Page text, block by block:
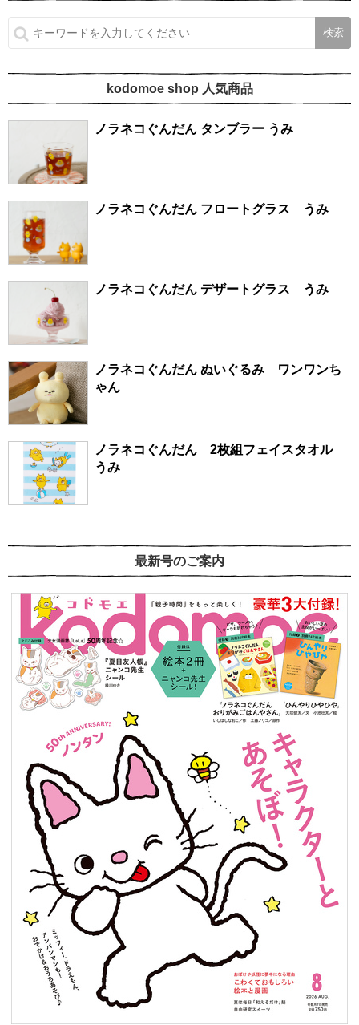
kodomoe shop 人気商品
ノラネコぐんだん タンブラー うみ
ノラネコぐんだん フロートグラス うみ
ノラネコぐんだん デザートグラス うみ
ノラネコぐんだん ぬいぐるみ ワンワンち
ゃん
ノラネコぐんだん 2枚組フェイスタオル
うみ
最新号のご案内